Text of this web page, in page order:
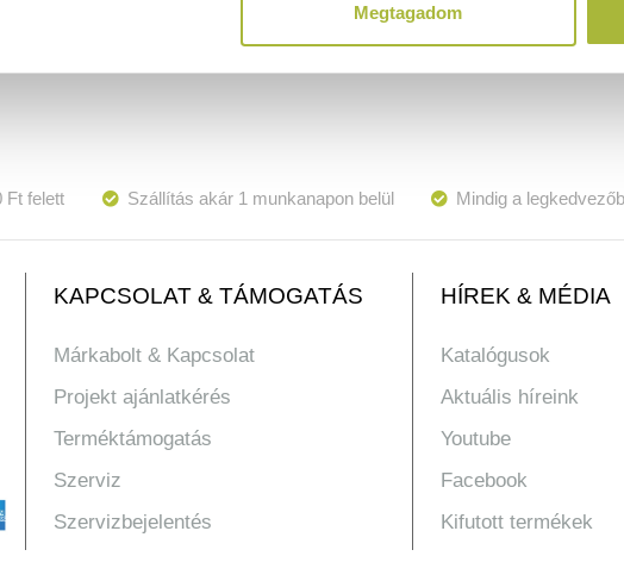
Megtagadom
Ft felett Szállítás akár 1 munkanapon belül Mindig a
KAPCSOLAT & TÁMOGATÁS
Márkabolt & Kapcsolat
Projekt ajánlatkérés
Terméktámogatás
Szerviz
Szervizbejelentés
HÍREK & MÉDIA
Katalógusok
Aktuális híreink
Youtube
Facebook
Kifutott termékek